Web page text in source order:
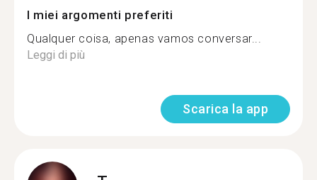
I miei argomenti preferiti
Qualquer coisa, apenas vamos conversar...
Leggi di più
Scarica la app